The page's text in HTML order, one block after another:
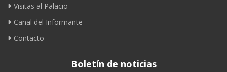
Visitas al Palacio
Canal del Informante
Contacto
Boletín de noticias